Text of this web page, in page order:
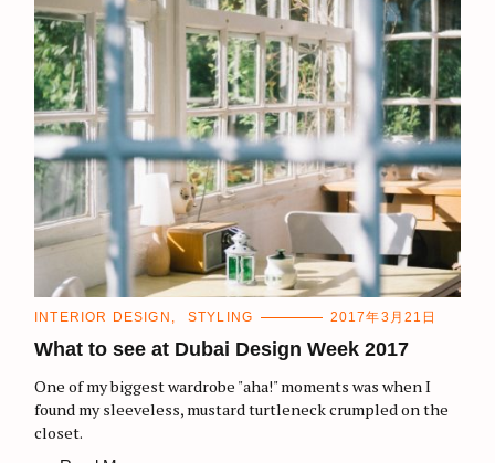
C
T
E
O
R
I
E
INTERIOR DESIGN STYLING 2017年3月21日
What to see at Dubai Design Week 2017
One of my biggest wardrobe "aha!" moments was when I
found my sleeveless, mustard turtleneck crumpled on the
closet.